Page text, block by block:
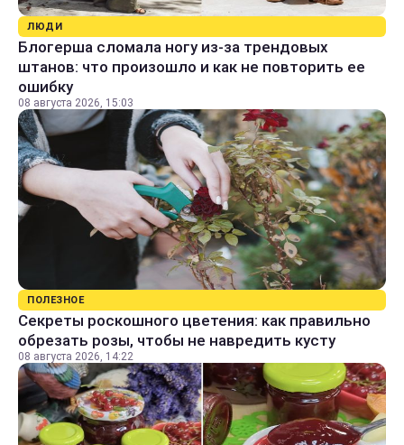
ЛЮДИ
Блогерша сломала ногу из-за трендовых
штанов: что произошло и как не повторить ее
ошибку
08 августа 2026, 15:03
ПОЛЕЗНОЕ
Секреты роскошного цветения: как правильно
обрезать розы, чтобы не навредить кусту
08 августа 2026, 14:22